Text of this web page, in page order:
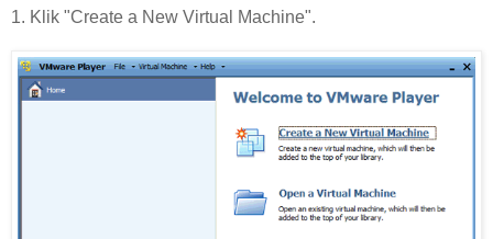
1. Klik "Create a New Virtual Machine".